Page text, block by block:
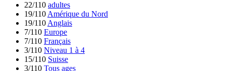
22/110 adultes
19/110 Amérique du Nord
19/110 Anglais
7/110 Europe
7/110 Français
3/110 Niveau 1 à 4
15/110 Suisse
3/110 Tous ages